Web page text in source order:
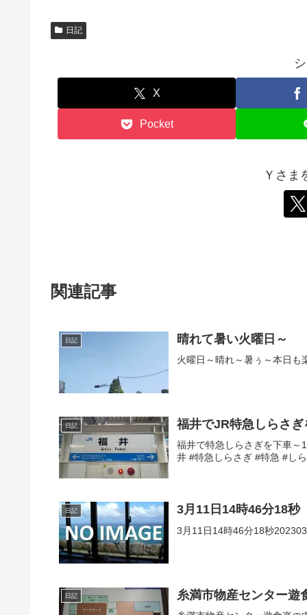
日記
X
Pocket
Ｙさま
関連記事
日記 晴れて暑い火曜日～
火曜日～晴れ～暑ぅ～本日
日記 福井でJR特急しらさ
福井で特急しらさぎを下車
井 #特急しらさぎ #特急 #し
日記 3月11日14時46分18秒
3月11日14時46分18秒
日記 糸満市物産センター遊